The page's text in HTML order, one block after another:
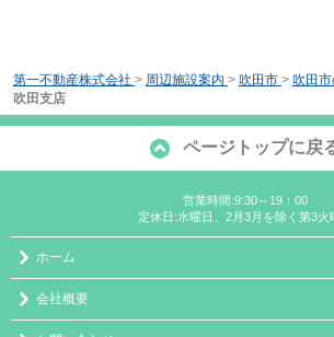
第一不動産株式会社 > 周辺施設案内 > 吹田市 > 吹田
吹田支店
ページトップに戻
営業時間:9:30～19：00
定休日:水曜日、2月3月を除く第3火
ホーム
会社概要